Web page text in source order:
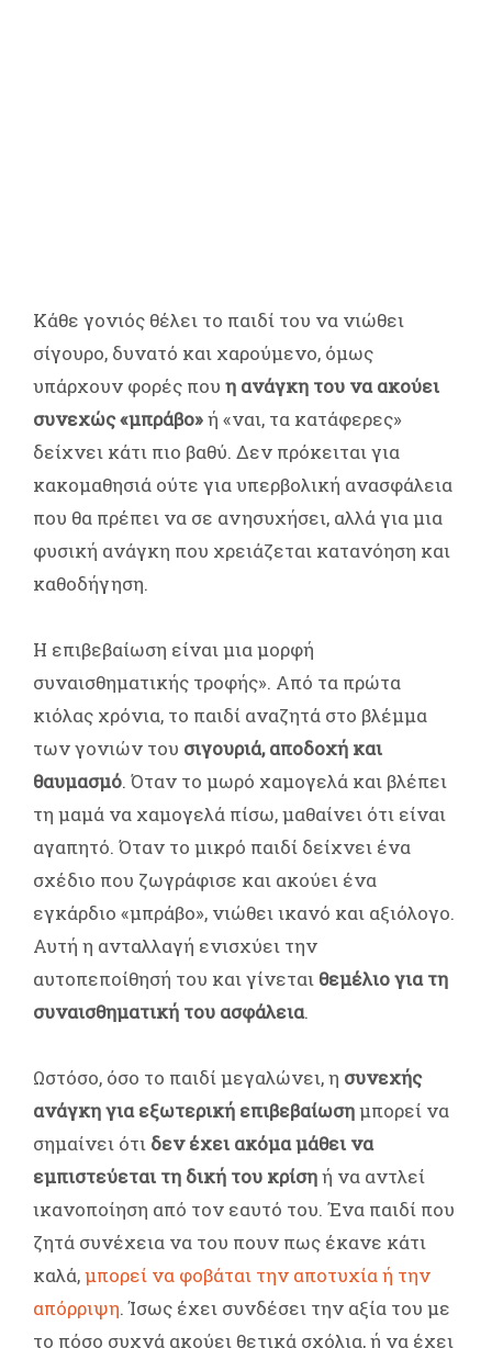
Κάθε γονιός θέλει το παιδί του να νιώθει
σίγουρο, δυνατό και χαρούμενο, όμως
υπάρχουν φορές που η ανάγκη του να ακούει
συνεχώς «μπράβο»ή «ναι, τα κατάφερες»
δείχνει κάτι πιο βαθύ. Δεν πρόκειται για
κακομαθησιά ούτε για υπερβολική ανασφάλεια
που θα πρέπει να σε ανησυχήσει, αλλά για μια
φυσική ανάγκη που χρειάζεται κατανόηση και
καθοδήγηση.
Η επιβεβαίωση είναι μια μορφή
συναισθηματικής τροφής». Από τα πρώτα
κιόλας χρόνια, το παιδί αναζητά στο βλέμμα
των γονιών του σιγουριά, αποδοχή και
θαυμασμό. Όταν το μωρό χαμογελά και βλέπει
τη μαμά να χαμογελά πίσω, μαθαίνει ότι είναι
αγαπητό. Όταν το μικρό παιδί δείχνει ένα
σχέδιο που ζωγράφισε και ακούει ένα
εγκάρδιο «μπράβο», νιώθει ικανό και αξιόλογο.
Αυτή η ανταλλαγή ενισχύει την
αυτοπεποίθησή του και γίνεται θεμέλιο για τη
συναισθηματική του ασφάλεια.
Ωστόσο, όσο το παιδί μεγαλώνει, η συνεχής
ανάγκη για εξωτερική επιβεβαίωσημπορεί να
σημαίνει ότι δεν έχει ακόμα μάθει να
εμπιστεύεται τη δική του κρίσηή να αντλεί
ικανοποίηση από τον εαυτό του. Ένα παιδί που
ζητά συνέχεια να του πουν πως έκανε κάτι
καλά,μπορεί να φοβάται την αποτυχία ή την
απόρριψη. Ίσως έχει συνδέσει την αξία του με
το πόσο συχνά ακούει θετικά σχόλια, ή να έχει